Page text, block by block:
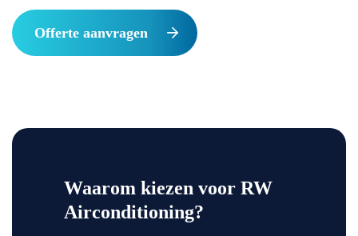
Offerte aanvragen
Waarom kiezen voor RW
Airconditioning?